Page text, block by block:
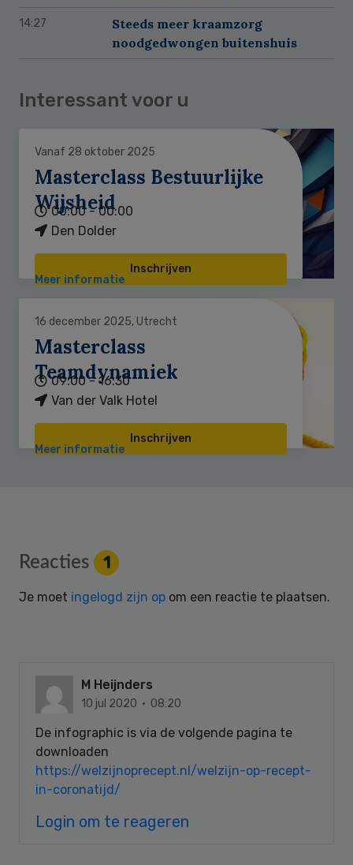
14:27
Steeds meer kraamzorg
noodgedwongen buitenshuis
Interessant voor u
Vanaf 28 oktober 2025
Masterclass Bestuurlijke
Wijsheid
00:00 - 00:00
Den Dolder
Inschrijven
Meer informatie
16 december 2025, Utrecht
Masterclass
Teamdynamiek
09:00 - 16:30
Van der Valk Hotel
Inschrijven
Meer informatie
Reader
Interactions
Reacties 1
Je moet ingelogd zijn op om een reactie te plaatsen.
M Heijnders
10 jul 2020 · 08:20
De infographic is via de volgende pagina te
downloaden
https://welzijnoprecept.nl/welzijn-op-recept-
in-coronatijd/
Login om te reageren